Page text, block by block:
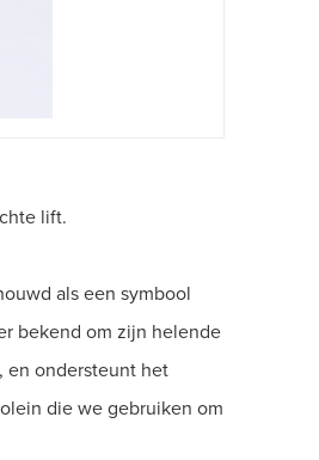
lift.
als een symbool
bekend om zijn helende
en ondersteunt het
die we gebruiken om